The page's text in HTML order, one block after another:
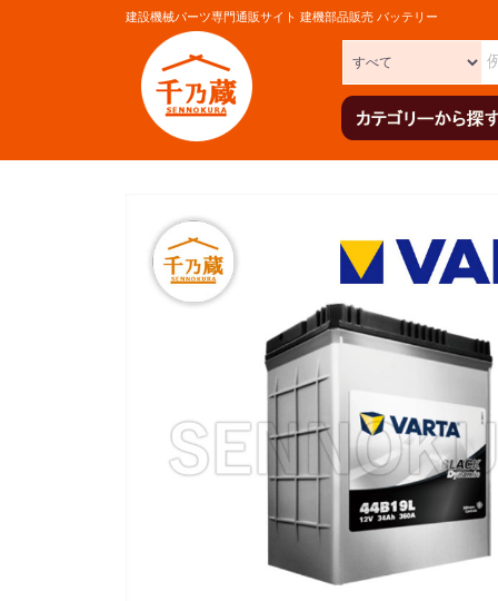
建設機械パーツ専門通販サイト 建機部品販売 バッテリー